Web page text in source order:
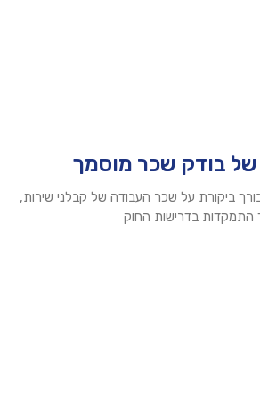
של בודק שכר מוסמך
ביקורת על שכר העבודה של קבלני שירות,
התמקדות בדרישות החוק